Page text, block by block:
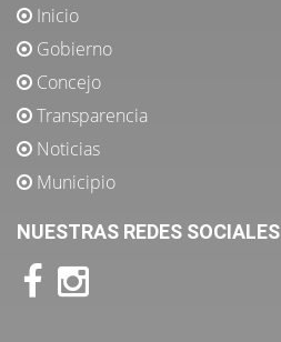
Inicio
Gobierno
Concejo
Transparencia
Noticias
Municipio
NUESTRAS REDES SOCIALES